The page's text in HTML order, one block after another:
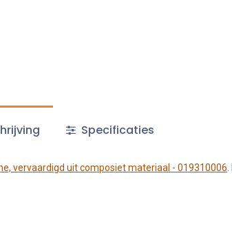
Specificaties
vervaardigd uit composiet materiaal - 019310006